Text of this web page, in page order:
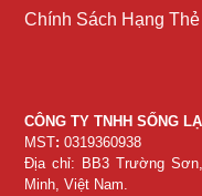
Chính Sách Hạng Thẻ
CÔNG TY TNHH SỐNG
MST: 0319360938
Địa chỉ: BB3 Trường
Minh, Việt Nam.